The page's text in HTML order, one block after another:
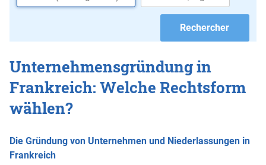
Unternehmensgründung in
Frankreich: Welche Rechtsform
wählen?
Die Gründung von Unternehmen und Niederlassungen in
Frankreich